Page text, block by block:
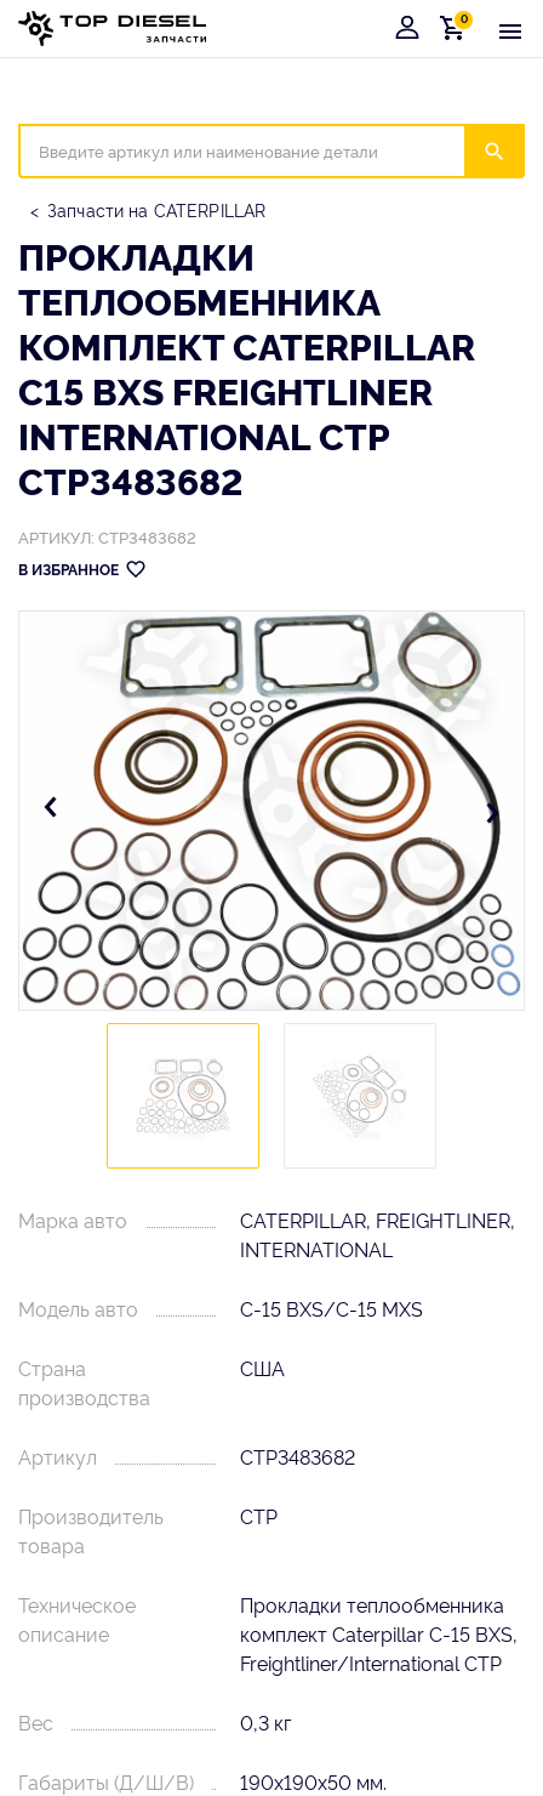
Корзина
0
Запчасти на CATERPILLAR
ПРОКЛАДКИ
ТЕПЛООБМЕННИКА
КОМПЛЕКТ CATERPILLAR
C15 BXS FREIGHTLINER
INTERNATIONAL CTP
CTP3483682
АРТИКУЛ: CTP3483682
В ИЗБРАННОЕ
Марка авто
CATERPILLAR, FREIGHTLINER,
INTERNATIONAL
Модель авто C-15 BXS/C-15 MXS
Страна
производства
США
Артикул CTP3483682
Производитель
товара
CTP
Техническое
описание
Прокладки теплообменника
комплект Caterpillar C-15 BXS,
Freightliner/International CTP
Вес 0,3 кг
Габариты (Д/Ш/В) 190х190х50 мм.